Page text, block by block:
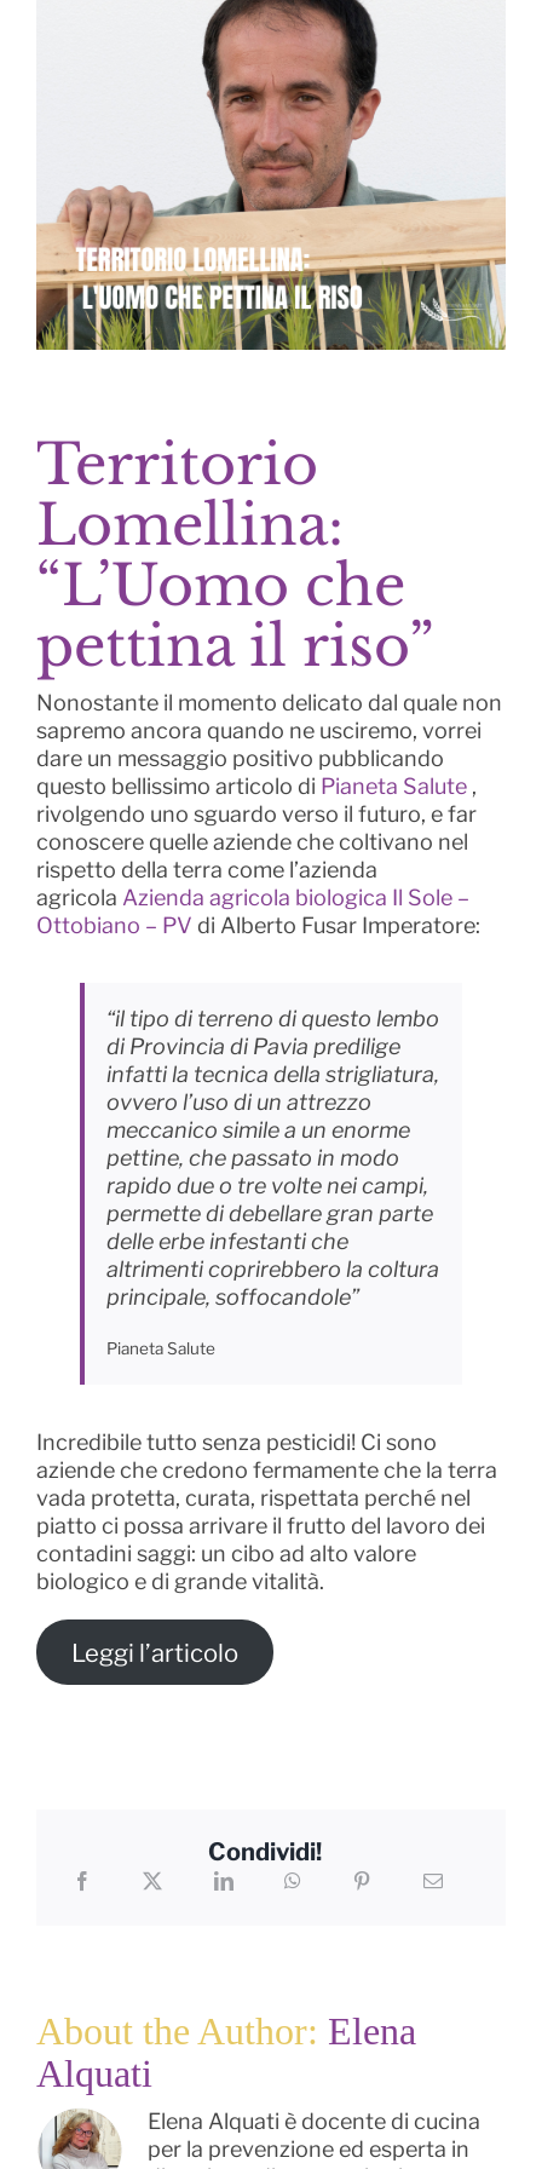
Territorio
Lomellina:
“L’Uomo che
pettina il riso”
Nonostante il momento delicato dal quale non
sapremo ancora quando ne usciremo, vorrei
dare un messaggio positivo pubblicando
questo bellissimo articolo di Pianeta Salute,
rivolgendo uno sguardo verso il futuro, e far
conoscere quelle aziende che coltivano nel
rispetto della terra come l’azienda
agricola Azienda agricola biologica Il Sole –
Ottobiano – PV di Alberto Fusar Imperatore:
“il tipo di terreno di questo lembo
di Provincia di Pavia predilige
infatti la tecnica della strigliatura,
ovvero l’uso di un attrezzo
meccanico simile a un enorme
pettine, che passato in modo
rapido due o tre volte nei campi,
permette di debellare gran parte
delle erbe infestanti che
altrimenti coprirebbero la coltura
principale, soffocandole”
Pianeta Salute
Incredibile tutto senza pesticidi! Ci sono
aziende che credono fermamente che la terra
vada protetta, curata, rispettata perché nel
piatto ci possa arrivare il frutto del lavoro dei
contadini saggi: un cibo ad alto valore
biologico e di grande vitalità.
Leggi l’articolo
Condividi!
About the Author: Elena
Alquati
Elena Alquati è docente di cucina
per la prevenzione ed esperta in